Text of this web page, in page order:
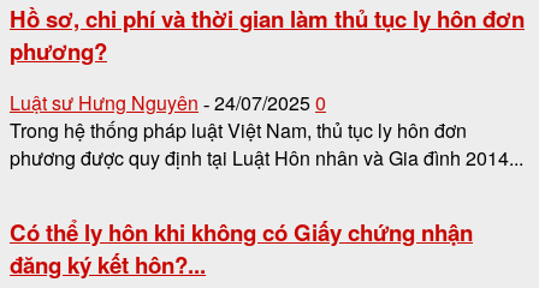
Hồ sơ, chi phí và thời gian làm thủ tục ly hôn đơn
phương?
Luật sư Hưng Nguyên - 24/07/20250
Trong hệ thống pháp luật Việt Nam, thủ tục ly hôn đơn
phương được quy định tại Luật Hôn nhân và Gia đình 2014...
Có thể ly hôn khi không có Giấy chứng nhận
đăng ký kết hôn?...